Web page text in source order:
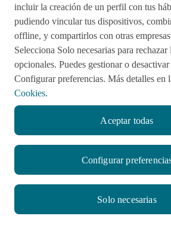
Impulsared
Sala de Prensa Aviso
Política de
© CompromisoRepsol.pe
incluir la creación de un perfil con tus
pudiendo vincular tus dispositivos,
offline, y compartirlos con otras
Selecciona Solo necesarias para rechazar
opcionales. Puedes gestionar o desactivar
Configurar preferencias. Más detalles en
Cookies.
Configurar
Solo necesarias
Aceptar todas